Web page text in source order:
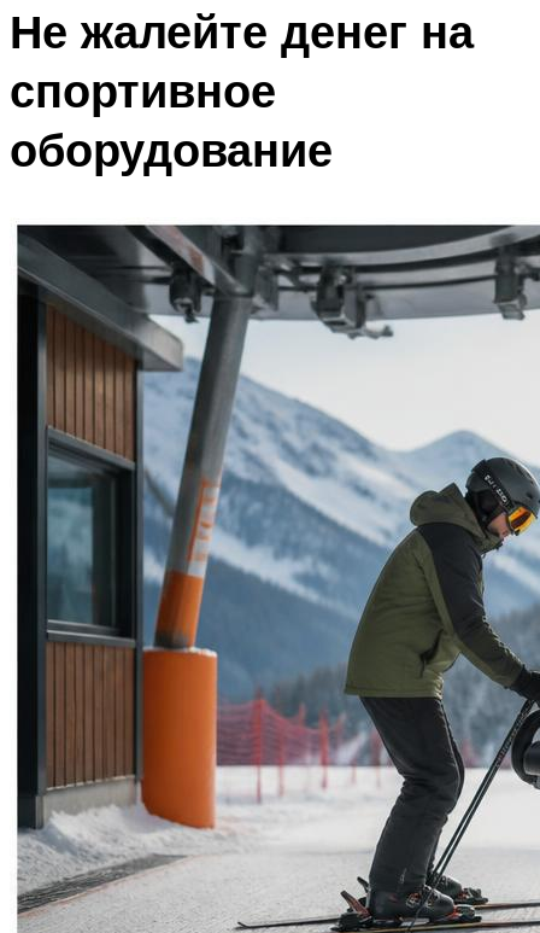
Не жалейте денег на
спортивное
оборудование